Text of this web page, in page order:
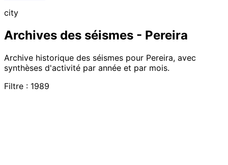
city
Archives des séismes - Pereira
Archive historique des séismes pour Pereira, avec
synthèses d'activité par année et par mois.
Filtre : 1989